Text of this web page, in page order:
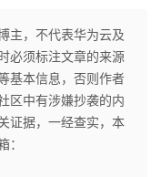
主，不代表华为云及
必须标注文章的来源
基本信息，否则作者
区中有涉嫌抄袭的内
证据，一经查实，本
：